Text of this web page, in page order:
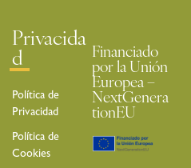
Privacida
d
Política de
Privacidad
Política de
Cookies
Financiado
por la Unión
Europea –
NextGenera
tionEU